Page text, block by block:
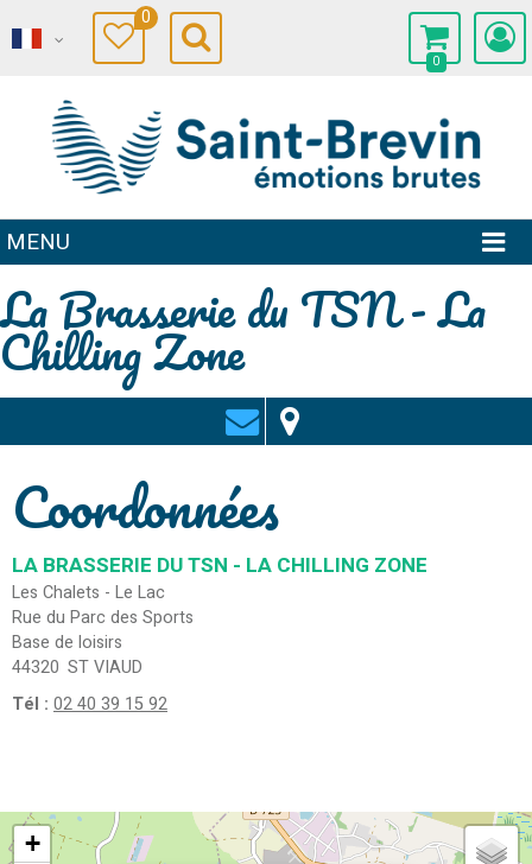
0
0
MENU
La Brasserie du TSN - La
Chilling Zone
Coordonnées
LA BRASSERIE DU TSN - LA CHILLING ZONE
Les Chalets - Le Lac
Rue du Parc des Sports
Base de loisirs
44320 ST VIAUD
Tél : 02 40 39 15 92
+